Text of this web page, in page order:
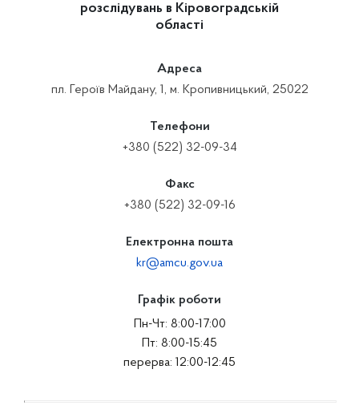
розслідувань в Кіровоградській
області
Адреса
пл. Героїв Майдану, 1, м. Кропивницький, 25022
Телефони
+380 (522) 32-09-34
Факс
+380 (522) 32-09-16
Електронна пошта
kr@amcu.gov.ua
Графік роботи
Пн-Чт: 8:00-17:00
Пт: 8:00-15:45
перерва: 12:00-12:45